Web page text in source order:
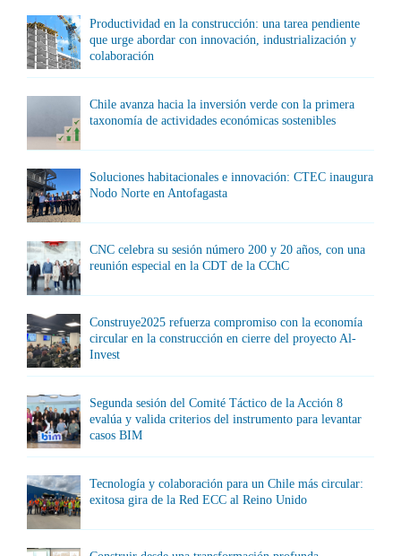
Productividad en la construcción: una tarea pendiente
que urge abordar con innovación, industrialización y
colaboración
Chile avanza hacia la inversión verde con la primera
taxonomía de actividades económicas sostenibles
Soluciones habitacionales e innovación: CTEC inaugura
Nodo Norte en Antofagasta
CNC celebra su sesión número 200 y 20 años, con una
reunión especial en la CDT de la CChC
Construye2025 refuerza compromiso con la economía
circular en la construcción en cierre del proyecto Al-
Invest
Segunda sesión del Comité Táctico de la Acción 8
evalúa y valida criterios del instrumento para levantar
casos BIM
Tecnología y colaboración para un Chile más circular:
exitosa gira de la Red ECC al Reino Unido